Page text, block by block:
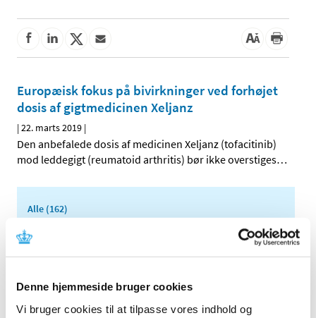
Denne hjemmeside bruger cookies
Vi bruger cookies til at tilpasse vores indhold og
Europæisk fokus på bivirkninger ved forhøjet
dosis af gigtmedicinen Xeljanz
|22. marts 2019 |
Den anbefalede dosis af medicinen Xeljanz (tofacitinib)
mod leddegigt (reumatoid arthritis) bør ikke overstiges…
Alle (162)
TID
2026 (5)
2024 (11)
2023 (7)